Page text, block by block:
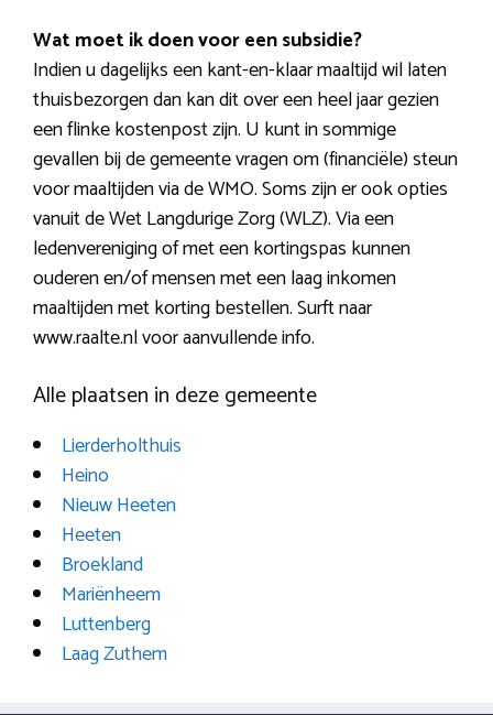
Wat moet ik doen voor een subsidie?
Indien u dagelijks een kant-en-klaar maaltijd wil laten
thuisbezorgen dan kan dit over een heel jaar gezien
een flinke kostenpost zijn. U kunt in sommige
gevallen bij de gemeente vragen om (financiële) steun
voor maaltijden via de WMO. Soms zijn er ook opties
vanuit de Wet Langdurige Zorg (WLZ). Via een
ledenvereniging of met een kortingspas kunnen
ouderen en/of mensen met een laag inkomen
maaltijden met korting bestellen. Surft naar
www.raalte.nl voor aanvullende info.
Alle plaatsen in deze gemeente
Lierderholthuis
Heino
Nieuw Heeten
Heeten
Broekland
Mariënheem
Luttenberg
Laag Zuthem